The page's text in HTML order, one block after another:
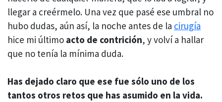
llegar a creérmelo. Una vez que pasé ese umbral no
hubo dudas, aún así, la noche antes de la cirugía
hice mi último acto de contrición, y volví a hallar
que no tenía la mínima duda.
Has dejado claro que ese fue sólo uno de los
tantos otros retos que has asumido en la vida.